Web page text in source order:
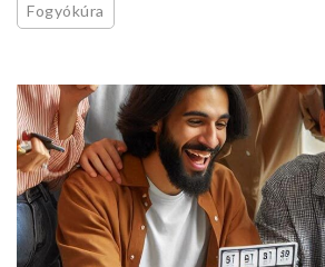
Fogyókúra